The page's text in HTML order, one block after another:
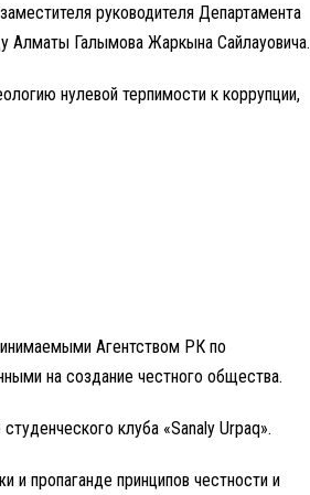
руководителя Департамента
Алматы Галымова Жаркына Сайлауовича.
нулевой терпимости к коррупции,
Агентством РК по
на создание честного общества.
клуба «Sanaly Urpaq».
пропаганде принципов честности и